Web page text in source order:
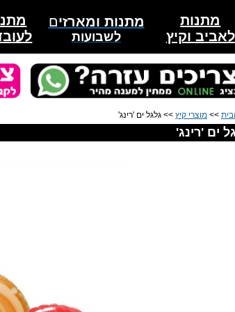
מתנות
לאביב וקיץ
מתנות ומארזים
לשבועות
>> מוצרי קיץ >> גלגל ים 'רינג'
ים 'רינג'